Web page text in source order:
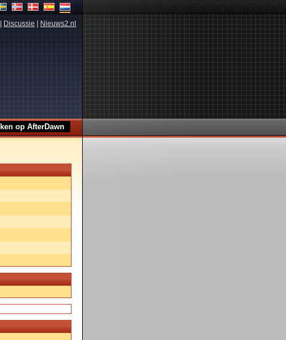
Discussie Nieuws2.nl